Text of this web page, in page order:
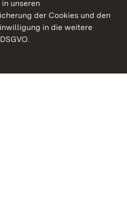
unseren
der Cookies und den
in die weitere